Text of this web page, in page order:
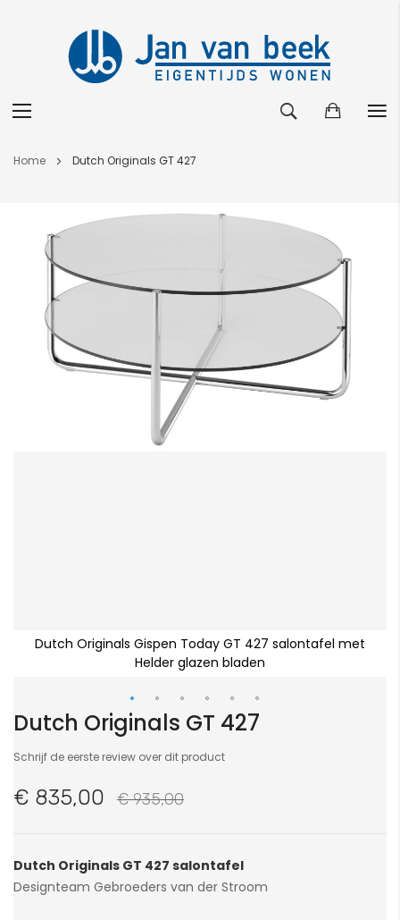
Ga
Home Dutch Originals GT 427
afbeeldingen-
gallerij
Dutch Originals Gispen Today GT 427 salontafel met
Helder glazen bladen
Ga
het
begin
van
gallerij
Dutch Originals GT 427
Schrijf de eerste review over dit product
€ 835,00 € 935,00
Dutch Originals GT 427 salontafel
Designteam Gebroeders van der Stroom